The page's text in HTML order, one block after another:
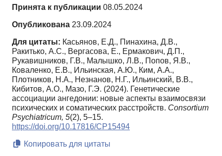
Принята к публикации 08.05.2024
Опубликована 23.09.2024
Для цитаты: Касьянов, Е.Д., Пинахина, Д.В.,
Ракитько, А.С., Вергасова, Е., Ермакович, Д.П.,
Рукавишников, Г.В., Малышко, Л.В., Попов, Я.В.,
Коваленко, Е.В., Ильинская, А.Ю., Ким, А.А.,
Плотников, Н.А., Незнанов, Н.Г., Ильинский, В.В.,
Кибитов, А.О., Мазо, Г.Э. (2024). Генетические
ассоциации ангедонии: новые аспекты взаимосвязи
психических и соматических расстройств. Consortium
Psychiatricum, 5(2), 5–15.
https://doi.org/10.17816/CP15494
Копировать для цитаты